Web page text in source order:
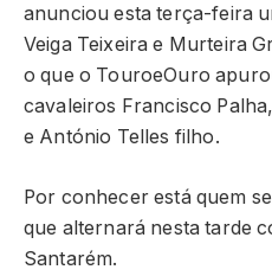
anunciou esta terça-feira
Veiga Teixeira e Murteira
o que o TouroeOuro
cavaleiros Francisco
e António Telles filho.
Por conhecer está quem
que alternará nesta tarde
Santarém.